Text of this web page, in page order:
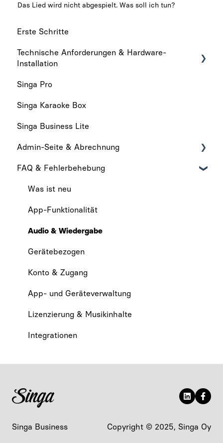
Das Lied wird nicht abgespielt. Was soll ich tun?
Erste Schritte
Technische Anforderungen & Hardware-
Installation
Technische anforderungen
Hardware-Installation
Singa Pro
Singa Karaoke Box
Singa Business Lite
Admin-Seite & Abrechnung
Admin-Seite
Abrechnung
FAQ & Fehlerbehebung
Was ist neu
App-Funktionalität
Audio & Wiedergabe
Gerätebezogen
Konto & Zugang
App- und Geräteverwaltung
Lizenzierung & Musikinhalte
Integrationen
Singa Business Copyright © 2025, Singa Oy